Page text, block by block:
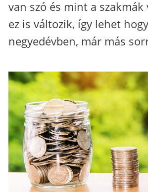
van szó és mint a
ez is változik, így lehet
negyedévben, már más